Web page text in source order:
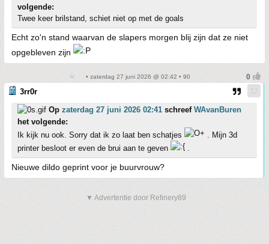
volgende:
Twee keer brilstand, schiet niet op met de goals
Echt zo'n stand waarvan de slapers morgen blij zijn dat ze niet
opgebleven zijn
• zaterdag 27 juni 2026 @ 02:42 • 90
3rr0r
Op zaterdag 27 juni 2026 02:41 schreef WAvanBuren
het volgende:
Ik kijk nu ook. Sorry dat ik zo laat ben schatjes
. Mijn 3d
printer besloot er even de brui aan te geven
.
Nieuwe dildo geprint voor je buurvrouw?
▼ Advertentie door Refinery89